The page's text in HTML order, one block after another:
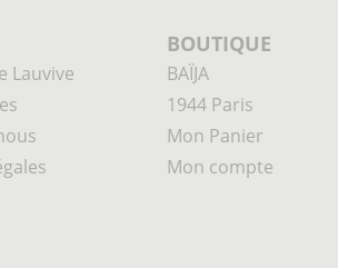
Lauvive
BOUTIQUE
BAÏJA
1944 Paris
Mon Panier
Mon compte